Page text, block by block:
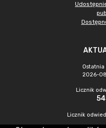
2026-
Licznik
Licznik